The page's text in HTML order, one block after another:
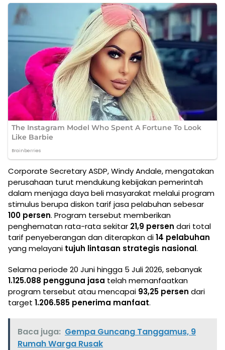
Corporate Secretary ASDP, Windy Andale, mengatakan
perusahaan turut mendukung kebijakan pemerintah
dalam menjaga daya beli masyarakat melalui program
stimulus berupa diskon tarif jasa pelabuhan sebesar
100 persen. Program tersebut memberikan
penghematan rata-rata sekitar 21,9 persen dari total
tarif penyeberangan dan diterapkan di14 pelabuhan
yang melayani tujuh lintasan strategis nasional.
Selama periode 20 Juni hingga 5 Juli 2026, sebanyak
1.125.088 pengguna jasa telah memanfaatkan
program tersebut atau mencapai 93,25 persen dari
target 1.206.585 penerima manfaat.
Baca juga: Gempa Guncang Tanggamus, 9
Rumah Warga Rusak